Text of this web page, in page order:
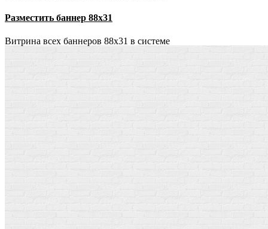
Разместить баннер 88х31
Витрина всех баннеров 88x31 в системе